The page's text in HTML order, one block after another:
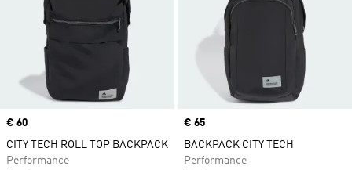
Price
€ 60
CITY TECH ROLL TOP BACKPACK
Performance
Price
€ 65
BACKPACK CITY TECH
Performance